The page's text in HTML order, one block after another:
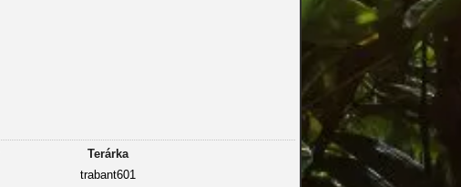
Terárka
trabant601